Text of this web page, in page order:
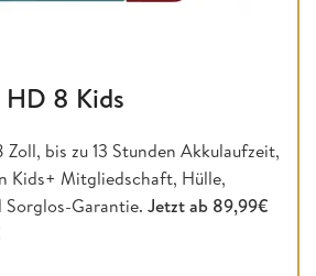
8 Kids
bis zu 13 Stunden Akkulaufzeit,
Kids+ Mitgliedschaft, Hülle,
Garantie. Jetzt ab 89,99€